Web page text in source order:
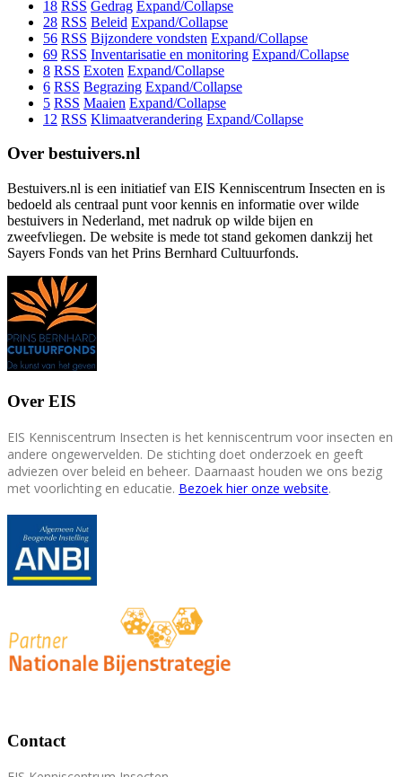
18 RSS Gedrag Expand/Collapse
28 RSS Beleid Expand/Collapse
56 RSS Bijzondere vondsten Expand/Collapse
69 RSS Inventarisatie en monitoring Expand/Collapse
8 RSS Exoten Expand/Collapse
6 RSS Begrazing Expand/Collapse
5 RSS Maaien Expand/Collapse
12 RSS Klimaatverandering Expand/Collapse
Over bestuivers.nl
Bestuivers.nl is een initiatief van EIS Kenniscentrum Insecten en is
bedoeld als centraal punt voor kennis en informatie over wilde
bestuivers in Nederland, met nadruk op wilde bijen en
zweefvliegen. De website is mede tot stand gekomen dankzij het
Sayers Fonds van het Prins Bernhard Cultuurfonds.
Over EIS
EIS Kenniscentrum Insecten is het kenniscentrum voor insecten en
andere ongewervelden. De stichting doet onderzoek en geeft
adviezen over beleid en beheer. Daarnaast houden we ons bezig
met voorlichting en educatie. Bezoek hier onze website.
Contact